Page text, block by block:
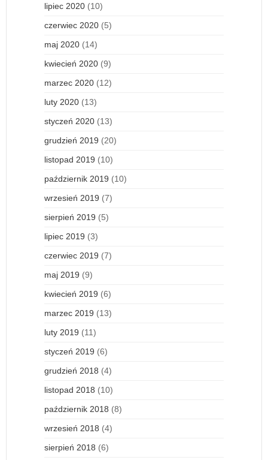
lipiec 2020 (10)
czerwiec 2020 (5)
maj 2020 (14)
kwiecień 2020 (9)
marzec 2020 (12)
luty 2020 (13)
styczeń 2020 (13)
grudzień 2019 (20)
listopad 2019 (10)
październik 2019 (10)
wrzesień 2019 (7)
sierpień 2019 (5)
lipiec 2019 (3)
czerwiec 2019 (7)
maj 2019 (9)
kwiecień 2019 (6)
marzec 2019 (13)
luty 2019 (11)
styczeń 2019 (6)
grudzień 2018 (4)
listopad 2018 (10)
październik 2018 (8)
wrzesień 2018 (4)
sierpień 2018 (6)